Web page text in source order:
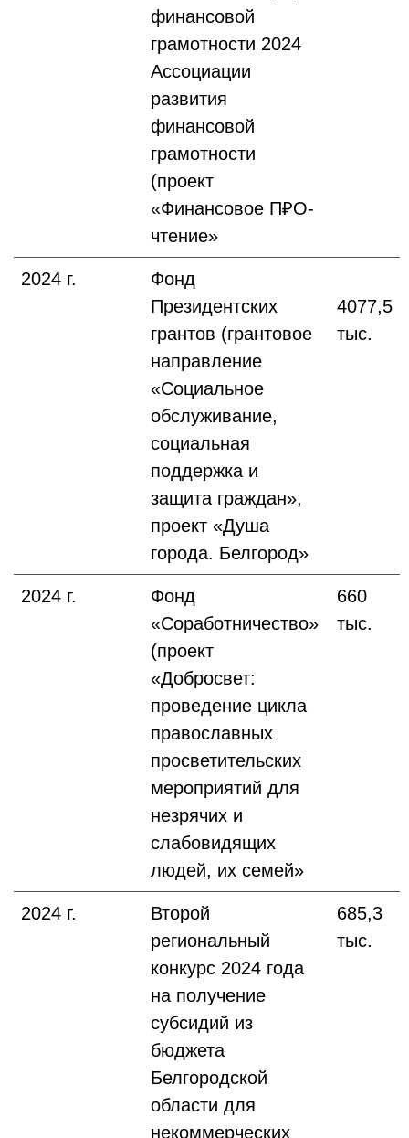
финансовой
грамотности 2024
Ассоциации
развития
финансовой
грамотности
(проект
«Финансовое П₽О-
чтение»
2024 г.
Фонд
Президентских
грантов (грантовое
направление
«Социальное
обслуживание,
социальная
поддержка и
защита граждан»,
проект «Душа
города. Белгород»
4077,5
тыс.
2024 г.
Фонд
«Соработничество»
(проект
«Добросвет:
проведение цикла
православных
просветительских
мероприятий для
незрячих и
слабовидящих
людей, их семей»
660
тыс.
2024 г.
Второй
региональный
конкурс 2024 года
на получение
субсидий из
бюджета
Белгородской
области для
некоммерческих
685,3
тыс.